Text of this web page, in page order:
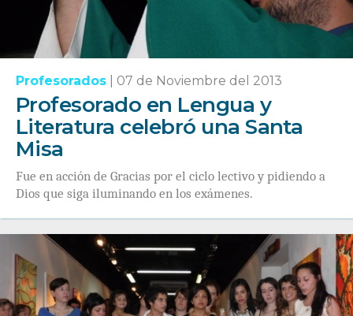
Profesorados 07 de Noviembre del 2013
Profesorado en Lengua y
Literatura celebró una Santa
Misa
Fue en acción de Gracias por el ciclo lectivo y pidiendo a
Dios que siga iluminando en los exámenes.